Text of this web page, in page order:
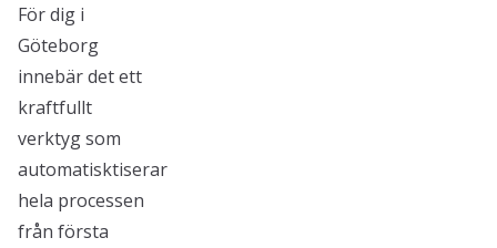
För dig i
Göteborg
innebär det ett
kraftfullt
verktyg som
automatisktiserar
hela processen
från första